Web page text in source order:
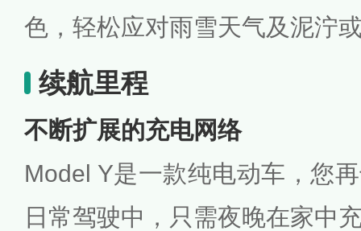
色，轻松应对雨雪天气及泥泞
续航里程
不断扩展的充电网络
Model Y是一款纯电动车，您
日常驾驶中，只需夜晚在家中